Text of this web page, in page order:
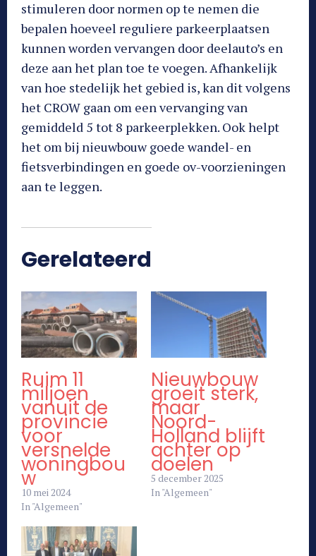
stimuleren door normen op te nemen die
bepalen hoeveel reguliere parkeerplaatsen
kunnen worden vervangen door deelauto’s en
deze aan het plan toe te voegen. Afhankelijk
van hoe stedelijk het gebied is, kan dit volgens
het CROW gaan om een vervanging van
gemiddeld 5 tot 8 parkeerplekken. Ook helpt
het om bij nieuwbouw goede wandel- en
fietsverbindingen en goede ov-voorzieningen
aan te leggen.
Gerelateerd
Ruim 11
miljoen
vanuit de
provincie
voor
versnelde
woningbou
w
10 mei 2024
In "Algemeen"
Nieuwbouw
groeit sterk,
maar
Noord-
Holland blijft
achter op
doelen
5 december 2025
In "Algemeen"